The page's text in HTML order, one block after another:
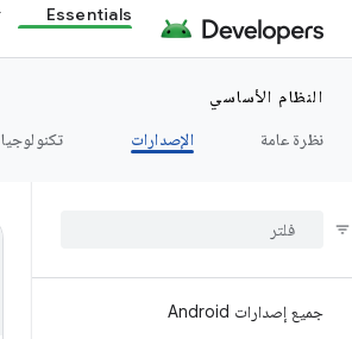
Essentials
النظام الأساسي
نظرة عامة
الإصدارات تكنولوجيا
جميع إصدارات Android